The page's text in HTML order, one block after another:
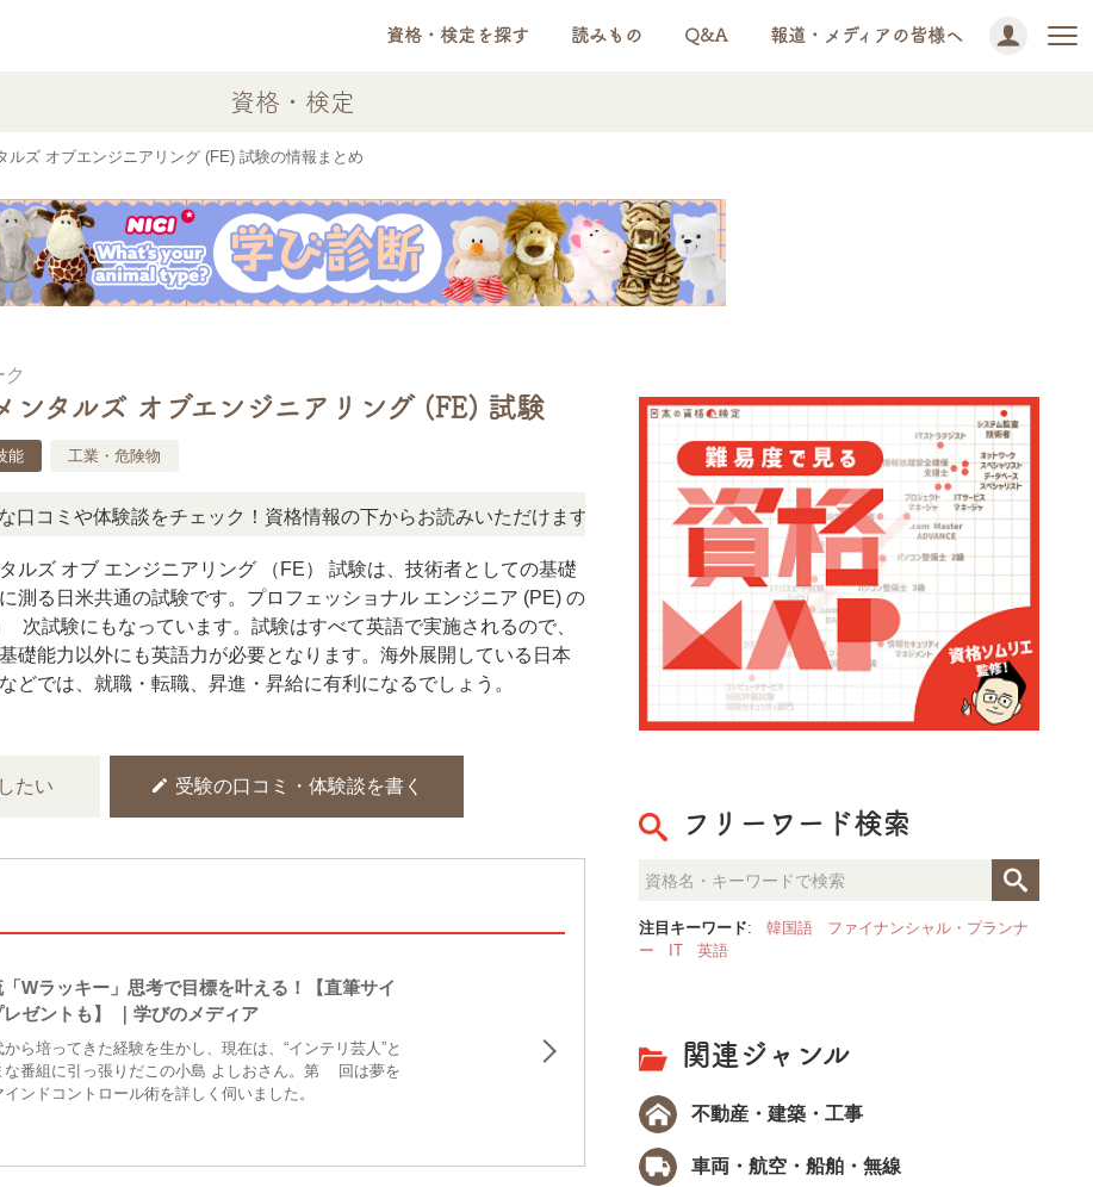
資格・検定を探す 読みもの Q&A 報道・メディアの皆様へ
資格・検定
ルズ オブエンジニアリング (FE) 試験の情報まとめ
ンタルズ オブエンジニアリング (FE) 試験
能 工業・危険物
体験談をチェック！資格情報の下からお読みいただけます。 NEWS! 「この検定、難しい？」「どんな試験？」と疑問
ルズ オブ エンジニアリング （FE） 試験は、技術者としての基礎
測る日米共通の試験です。プロフェッショナル エンジニア (PE) の
次試験にもなっています。試験はすべて英語で実施されるので、
礎能力以外にも英語力が必要となります。海外展開している日本
どでは、就職・転職、昇進・昇給に有利になるでしょう。
たい edit 受験の口コミ・体験談を書く
Wラッキー」思考で目標を叶える！【直筆サイ
ゼントも】 ｜学びのメディア
ら培ってきた経験を生かし、現在は、“インテリ芸人”と
な番組に引っ張りだこの小島 よしおさん。第2回は夢を
ンドコントロール術を詳しく伺いました。
vol.1～4までは、勉強に集中できな
フリーワード検索
注目キーワード: 韓国語
ファイナンシャル・プランナ
ー
IT 英語
関連ジャンル
不動産・建築・工事
車両・航空・船舶・無線